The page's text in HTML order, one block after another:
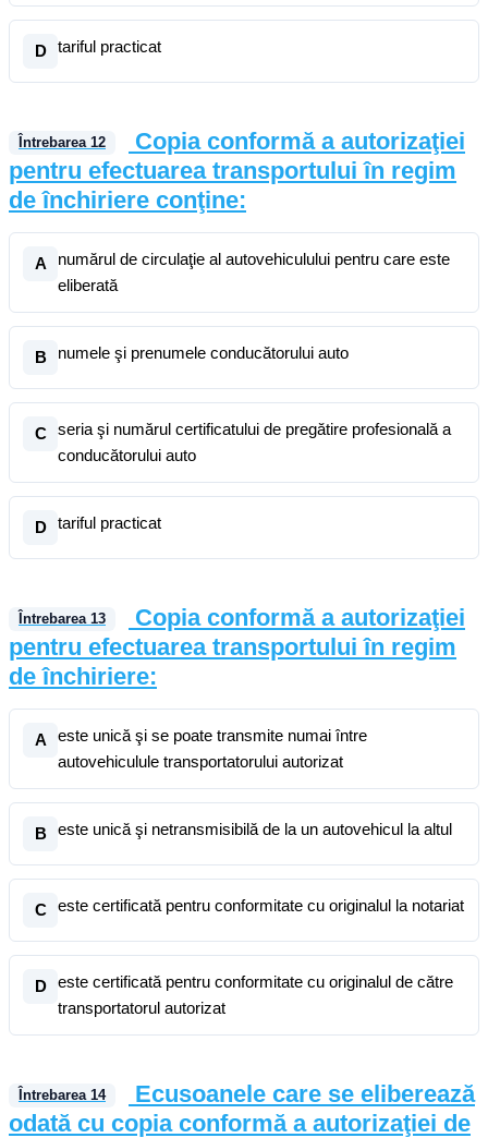
D tariful practicat
Întrebarea 12
Copia conformă a autorizaţiei
pentru efectuarea transportului în regim
de închiriere conţine:
A
numărul de circulaţie al autovehiculului pentru care este
eliberată
B numele şi prenumele conducătorului auto
C
seria şi numărul certificatului de pregătire profesională a
conducătorului auto
D tariful practicat
Întrebarea 13
Copia conformă a autorizaţiei
pentru efectuarea transportului în regim
de închiriere:
A
este unică şi se poate transmite numai între
autovehiculule transportatorului autorizat
B este unică şi netransmisibilă de la un autovehicul la altul
C este certificată pentru conformitate cu originalul la notariat
D
este certificată pentru conformitate cu originalul de către
transportatorul autorizat
Întrebarea 14
Ecusoanele care se eliberează
odată cu copia conformă a autorizaţiei de